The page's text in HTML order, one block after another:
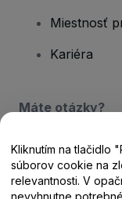
Miestnosť
Kariéra
Máte otázky?
Centrum
Kliknutím na tlačidlo
súborov cookie na
relevantnosti. V
nevyhnutne